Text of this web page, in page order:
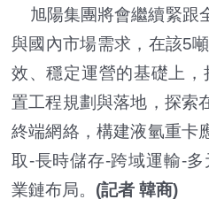
旭陽集團將會繼續緊跟
與國內市場需求，在該5
效、穩定運營的基礎上
置工程規劃與落地，探索
終端網絡，構建液氫重卡
取-長時儲存-跨域運輸-
業鏈布局。 (記者 韓商)